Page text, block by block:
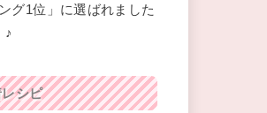
グ1位」に選ばれました
♪
シピ